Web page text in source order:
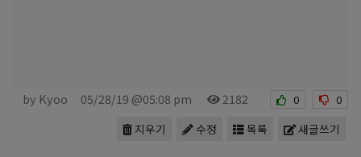
by Kyoo 05/28/19 @05:08 pm 2182 0 0
새글쓰기
목록
수정
지우기